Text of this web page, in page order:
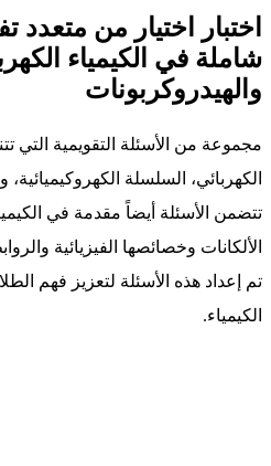
اختبار اختيار من متعدد
شاملة في الكيمياء
والهيدروكربونات
مجموعة من الأسئلة التقويمية التي
الكهربائي، السلسلة الكهروكيميائية،
تتضمن الأسئلة أيضاً مقدمة في
الألكانات وخصائصها الفيزيائية
تم إعداد هذه الأسئلة لتعزيز فهم
الكيمياء.